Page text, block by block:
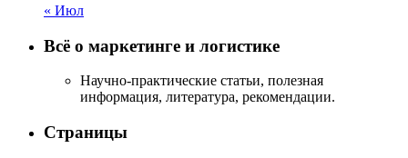
« Июл
Всё о маркетинге и логистике
Научно-практические статьи, полезная
информация, литература, рекомендации.
Страницы